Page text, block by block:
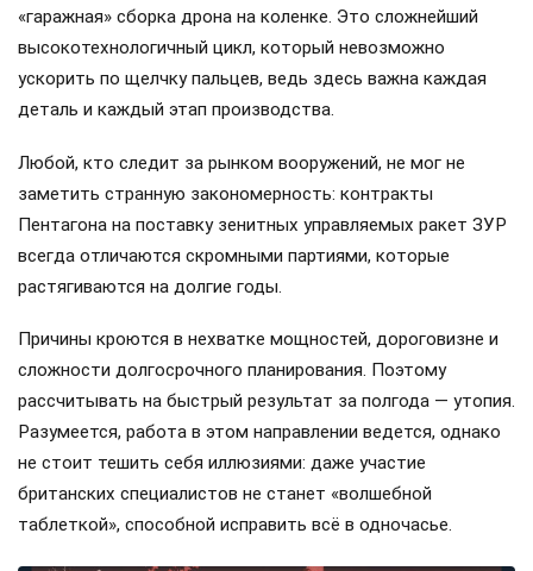
«гаражная» сборка дрона на коленке. Это сложнейший
высокотехнологичный цикл, который невозможно
ускорить по щелчку пальцев, ведь здесь важна каждая
деталь и каждый этап производства.
Любой, кто следит за рынком вооружений, не мог не
заметить странную закономерность: контракты
Пентагона на поставку зенитных управляемых ракет ЗУР
всегда отличаются скромными партиями, которые
растягиваются на долгие годы.
Причины кроются в нехватке мощностей, дороговизне и
сложности долгосрочного планирования. Поэтому
рассчитывать на быстрый результат за полгода — утопия.
Разумеется, работа в этом направлении ведется, однако
не стоит тешить себя иллюзиями: даже участие
британских специалистов не станет «волшебной
таблеткой», способной исправить всё в одночасье.